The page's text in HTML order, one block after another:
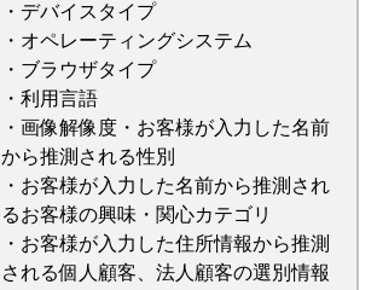
・デバイスタイプ
・オペレーティングシステム
・ブラウザタイプ
・利用言語
・画像解像度・お客様が入力した名前
から推測される性別
・お客様が入力した名前から推測され
るお客様の興味・関心カテゴリ
・お客様が入力した住所情報から推測
される個人顧客、法人顧客の選別情報